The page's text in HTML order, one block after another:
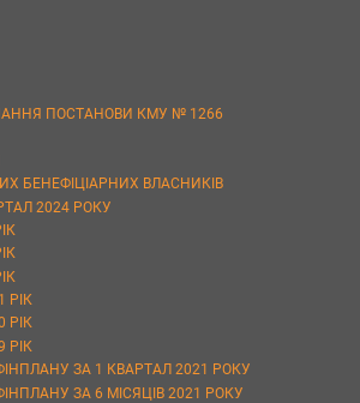
ПОСТАНОВИ КМУ № 1266
БЕНЕФІЦІАРНИХ ВЛАСНИКІВ
2024 РОКУ
РІК
РІК
РІК
ЗА 1 КВАРТАЛ 2021 РОКУ
ЗА 6 МІСЯЦІВ 2021 РОКУ